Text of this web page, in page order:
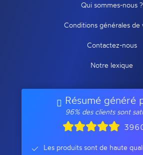
Qui sommes-nous ?
Conditions générales de
Contactez-nous
Notre lexique
Résumé généré
96% des clients sont
Les produits sont de haute